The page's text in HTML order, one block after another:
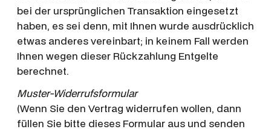
bei der ursprünglichen Transaktion eingesetzt
haben, es sei denn, mit Ihnen wurde ausdrücklich
etwas anderes vereinbart; in keinem Fall werden
Ihnen wegen dieser Rückzahlung Entgelte
berechnet.
Muster-Widerrufsformular
(Wenn Sie den Vertrag widerrufen wollen, dann
füllen Sie bitte dieses Formular aus und senden